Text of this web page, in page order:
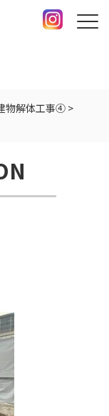
物解体工事④>